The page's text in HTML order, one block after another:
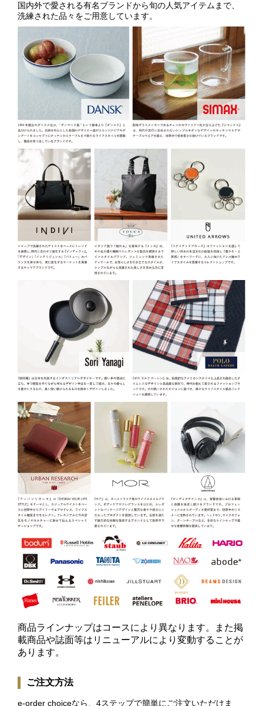
国内外で愛される有名ブランドから旬の人気アイテムまで、
洗練された品々をご用意しています。
商品ラインナップはコースにより異なります。また掲
載商品や誌面等はリニューアルにより変動することが
あります。
ご注文方法
e-order choiceなら、4ステップで簡単にご注文いただけま